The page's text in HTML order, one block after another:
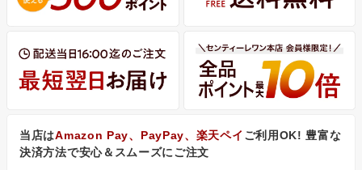
当店はAmazon Pay、PayPay、楽天ペイ ご利用OK! 豊富な
決済方法で安心＆スムーズにご注文